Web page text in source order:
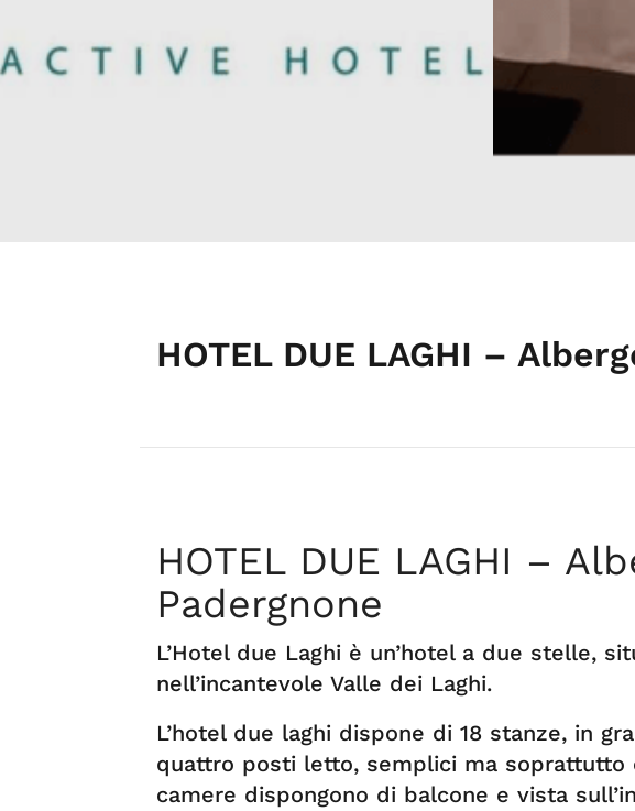
HOTEL DUE LAGHI –
HOTEL DUE LAGHI –
Padergnone
L’Hotel due Laghi è un’hotel a due stelle,
nell’incantevole Valle dei Laghi.
L’hotel due laghi dispone di 18 stanze, in
quattro posti letto, semplici ma soprattutto
camere dispongono di balcone e vista